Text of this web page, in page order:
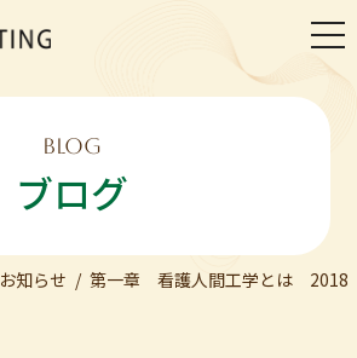
BLOG
ブログ
お知らせ 第一章 看護人間工学とは 2018